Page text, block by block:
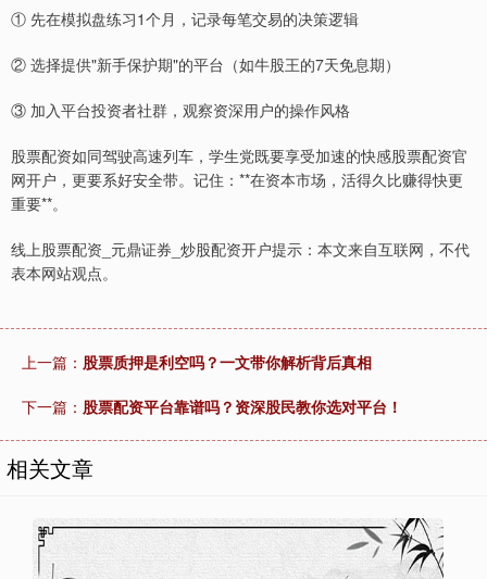
① 先在模拟盘练习1个月，记录每笔交易的决策逻辑
② 选择提供"新手保护期"的平台（如牛股王的7天免息期）
③ 加入平台投资者社群，观察资深用户的操作风格
股票配资如同驾驶高速列车，学生党既要享受加速的快感股票配资官
网开户，更要系好安全带。记住：**在资本市场，活得久比赚得快更
重要**。
线上股票配资_元鼎证券_炒股配资开户提示：本文来自互联网，不代
表本网站观点。
上一篇： 股票质押是利空吗？一文带你解析背后真相
下一篇： 股票配资平台靠谱吗？资深股民教你选对平台！
相关文章